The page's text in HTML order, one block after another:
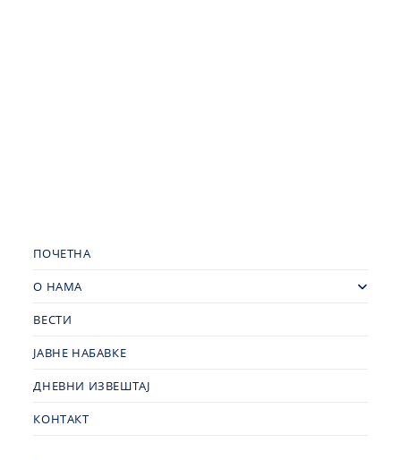
ПОЧЕТНА
О НАМА
ВЕСТИ
ЈАВНЕ НАБАВКЕ
ДНЕВНИ ИЗВЕШТАЈ
КОНТАКТ